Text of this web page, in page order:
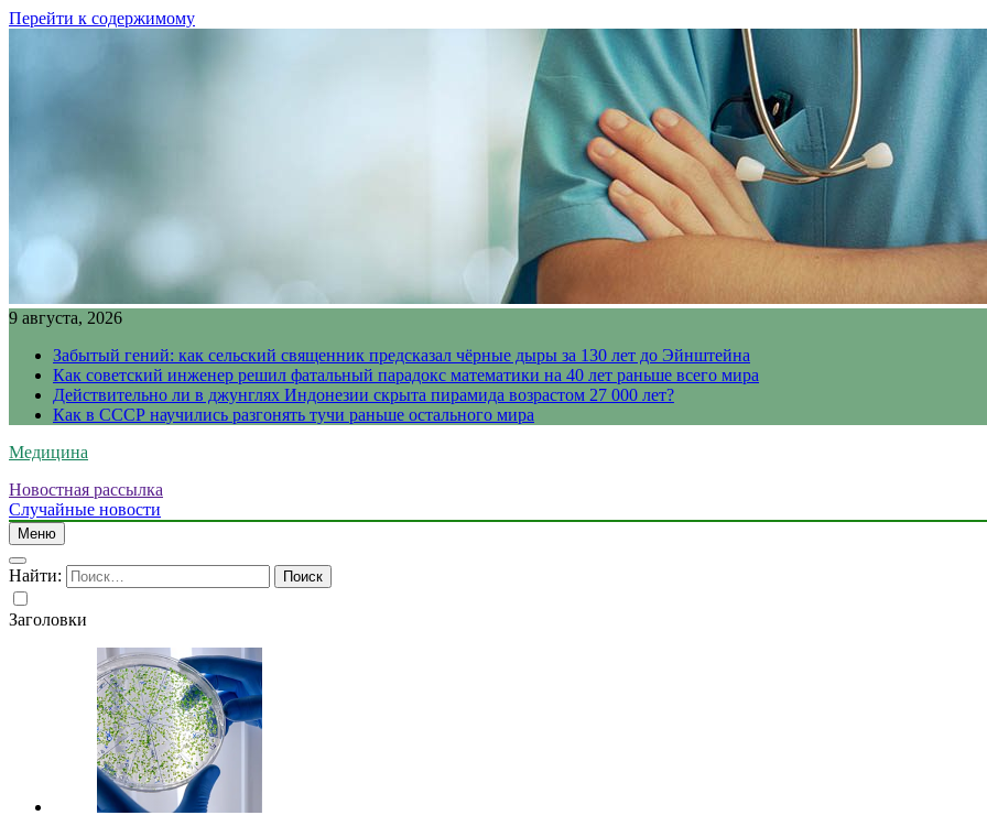
Перейти к содержимому
9 августа, 2026
Забытый гений: как сельский священник предсказал чёрные дыры за 130 лет до Эйнштейна
Как советский инженер решил фатальный парадокс математики на 40 лет раньше всего мира
Действительно ли в джунглях Индонезии скрыта пирамида возрастом 27 000 лет?
Как в СССР научились разгонять тучи раньше остального мира
Медицина
Новостная рассылка
Случайные новости
Меню
Найти:
Заголовки